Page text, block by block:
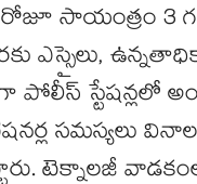
సాయంత్రం 3
ఎస్సైలు,
పోలీస్ స్టేషన్లలో
సమస్యలు
టెక్నాలజీ